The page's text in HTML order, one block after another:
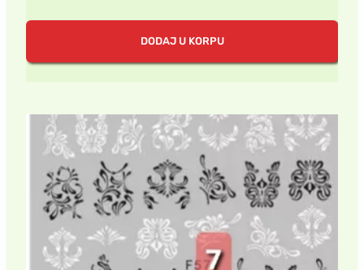
DODAJ U KORPU